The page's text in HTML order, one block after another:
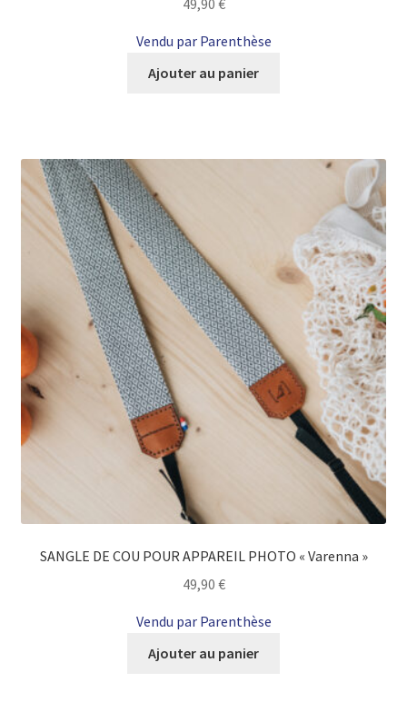
49,90 €
Vendu par Parenthèse
Ajouter au panier
SANGLE DE COU POUR APPAREIL PHOTO « Varenna »
49,90 €
Vendu par Parenthèse
Ajouter au panier